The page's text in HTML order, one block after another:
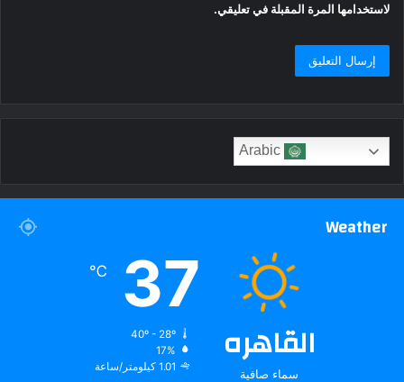
لاستخدامها المرة المقبلة في تعليقي.
Weather
القاهره
سماء صافية
37
℃
40º - 28º
17%
1.01 كيلومتر/ساعة